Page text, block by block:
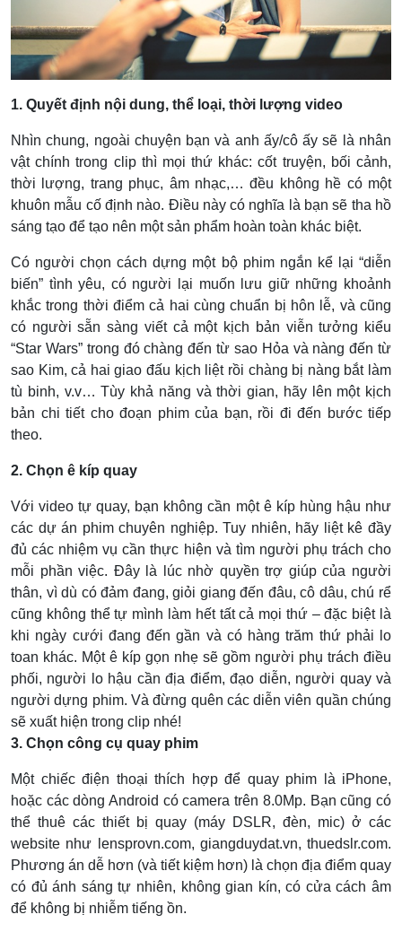
1. Quyết định nội dung, thể loại, thời lượng video
Nhìn chung, ngoài chuyện bạn và anh ấy/cô ấy sẽ là nhân
vật chính trong clip thì mọi thứ khác: cốt truyện, bối cảnh,
thời lượng, trang phục, âm nhạc,… đều không hề có một
khuôn mẫu cố định nào. Điều này có nghĩa là bạn sẽ tha hồ
sáng tạo để tạo nên một sản phẩm hoàn toàn khác biệt.
Có người chọn cách dựng một bộ phim ngắn kể lại “diễn
biến” tình yêu, có người lại muốn lưu giữ những khoảnh
khắc trong thời điểm cả hai cùng chuẩn bị hôn lễ, và cũng
có người sẵn sàng viết cả một kịch bản viễn tưởng kiểu
“Star Wars” trong đó chàng đến từ sao Hỏa và nàng đến từ
sao Kim, cả hai giao đấu kịch liệt rồi chàng bị nàng bắt làm
tù binh, v.v… Tùy khả năng và thời gian, hãy lên một kịch
bản chi tiết cho đoạn phim của bạn, rồi đi đến bước tiếp
theo.
2. Chọn ê kíp quay
Với video tự quay, bạn không cần một ê kíp hùng hậu như
các dự án phim chuyên nghiệp. Tuy nhiên, hãy liệt kê đầy
đủ các nhiệm vụ cần thực hiện và tìm người phụ trách cho
mỗi phần việc. Đây là lúc nhờ quyền trợ giúp của người
thân, vì dù có đảm đang, giỏi giang đến đâu, cô dâu, chú rể
cũng không thể tự mình làm hết tất cả mọi thứ – đặc biệt là
khi ngày cưới đang đến gần và có hàng trăm thứ phải lo
toan khác. Một ê kíp gọn nhẹ sẽ gồm người phụ trách điều
phối, người lo hậu cần địa điểm, đạo diễn, người quay và
người dựng phim. Và đừng quên các diễn viên quần chúng
sẽ xuất hiện trong clip nhé!
3. Chọn công cụ quay phim
Một chiếc điện thoại thích hợp để quay phim là iPhone,
hoặc các dòng Android có camera trên 8.0Mp. Bạn cũng có
thể thuê các thiết bị quay (máy DSLR, đèn, mic) ở các
website như lensprovn.com, giangduydat.vn, thuedslr.com.
Phương án dễ hơn (và tiết kiệm hơn) là chọn địa điểm quay
có đủ ánh sáng tự nhiên, không gian kín, có cửa cách âm
để không bị nhiễm tiếng ồn.